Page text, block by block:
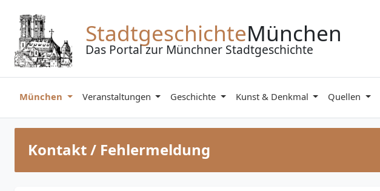
StadtgeschichteMünchen
Das Portal zur Münchner Stadtgeschichte
München Veranstaltungen Geschichte Kunst & Denkmal Quellen
Kontakt / Fehlermeldung